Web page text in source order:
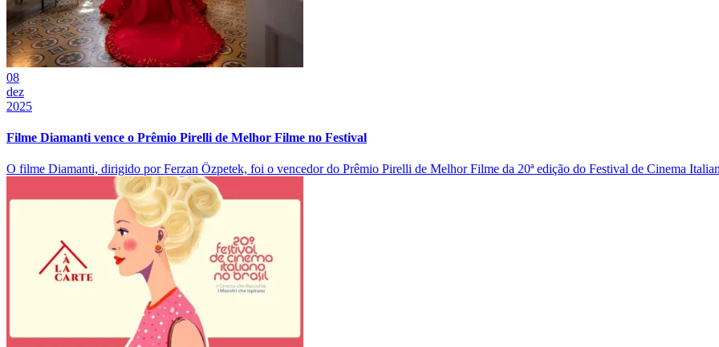
08
dez
2025
Filme Diamanti vence o Prêmio Pirelli de Melhor Filme no Festival
O filme Diamanti, dirigido por Ferzan Özpetek, foi o vencedor do Prêmio Pirelli de Melhor Filme da 20ª edição do Festival de Cinema